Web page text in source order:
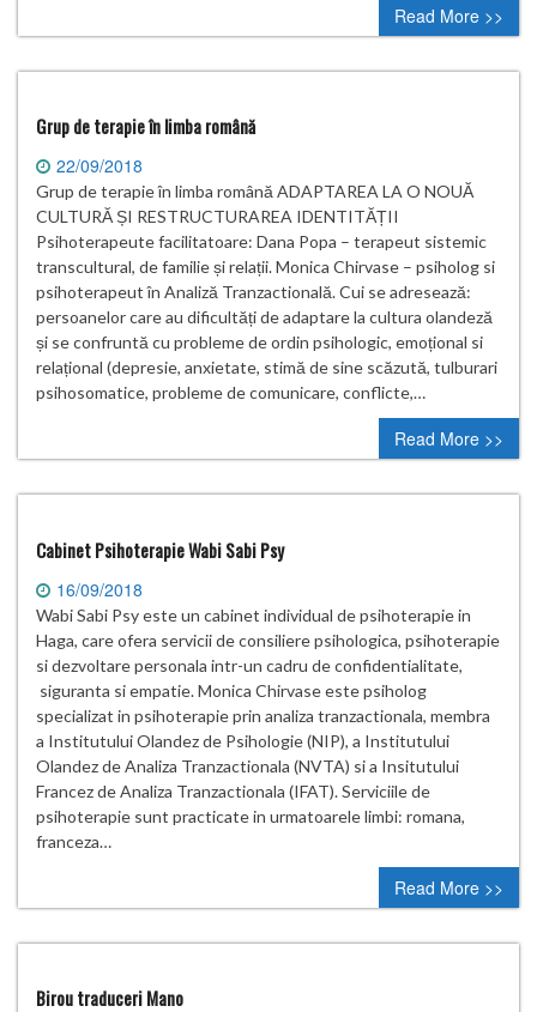
Read More >>
Grup de terapie în limba română
22/09/2018
Grup de terapie în limba română ADAPTAREA LA O NOUĂ
CULTURĂ ȘI RESTRUCTURAREA IDENTITĂȚII
Psihoterapeute facilitatoare: Dana Popa – terapeut sistemic
transcultural, de familie și relații. Monica Chirvase – psiholog si
psihoterapeut în Analiză Tranzactională. Cui se adresează:
persoanelor care au dificultăți de adaptare la cultura olandeză
și se confruntă cu probleme de ordin psihologic, emoțional si
relațional (depresie, anxietate, stimă de sine scăzută, tulburari
psihosomatice, probleme de comunicare, conflicte,…
Read More >>
Cabinet Psihoterapie Wabi Sabi Psy
16/09/2018
Wabi Sabi Psy este un cabinet individual de psihoterapie in
Haga, care ofera servicii de consiliere psihologica, psihoterapie
si dezvoltare personala intr-un cadru de confidentialitate,
siguranta si empatie. Monica Chirvase este psiholog
specializat in psihoterapie prin analiza tranzactionala, membra
a Institutului Olandez de Psihologie (NIP), a Institutului
Olandez de Analiza Tranzactionala (NVTA) si a Insitutului
Francez de Analiza Tranzactionala (IFAT). Serviciile de
psihoterapie sunt practicate in urmatoarele limbi: romana,
franceza…
Read More >>
Birou traduceri Mano